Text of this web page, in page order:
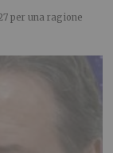
per una ragione